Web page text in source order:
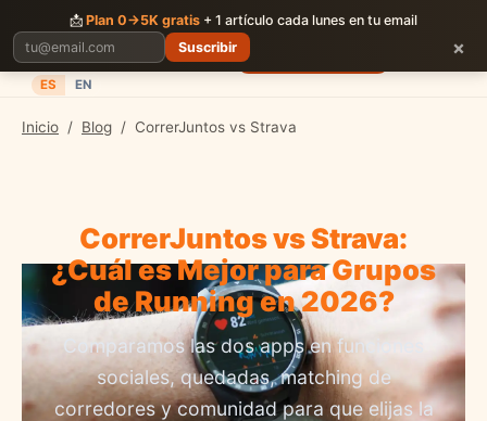
CORRERJUNTOS
PlanesBlogCarreras Precios
ES EN
Inicio / Blog / CorrerJuntos vs Strava
CorrerJuntos vs Strava:
¿Cuál es Mejor para Grupos
de Running en 2026?
Comparamos las dos apps en funciones
sociales, quedadas, matching de
corredores y comunidad para que elijas la
📩 Plan 0→5K gratis + 1 artículo cada lunes en tu email
Suscribir
×